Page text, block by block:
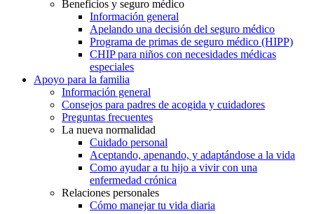
Beneficios y seguro médico
Información general
Apelando una decisión del seguro médico
Programa de primas de seguro médico (HIPP)
CHIP para niños con necesidades médicas
especiales
Apoyo para la familia
Información general
Consejos para padres de acogida y cuidadores
Preguntas frecuentes
La nueva normalidad
Cuidado personal
Aceptando, apenando, y adaptándose a la vida
Como ayudar a tu hijo a vivir con una
enfermedad crónica
Relaciones personales
Cómo manejar tu vida diaria